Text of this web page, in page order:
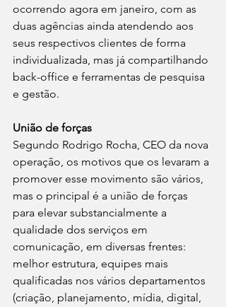
ocorrendo agora em janeiro, com as
duas agências ainda atendendo aos
seus respectivos clientes de forma
individualizada, mas já compartilhando
back-office e ferramentas de pesquisa
e gestão.
União de forças
Segundo Rodrigo Rocha, CEO da nova
operação, os motivos que os levaram a
promover esse movimento são vários,
mas o principal é a união de forças
para elevar substancialmente a
qualidade dos serviços em
comunicação, em diversas frentes:
melhor estrutura, equipes mais
qualificadas nos vários departamentos
(criação, planejamento, mídia, digital,